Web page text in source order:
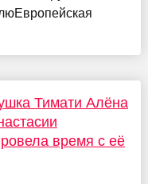
Тимати Алёна
время с её